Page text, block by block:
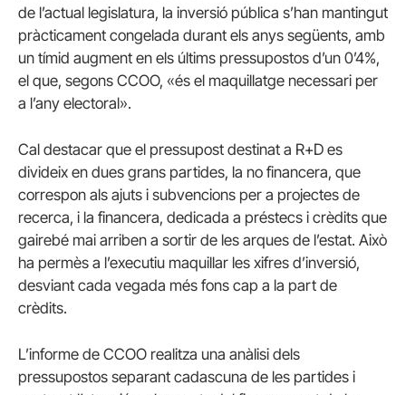
de l’actual legislatura, la inversió pública s’han mantingut
pràcticament congelada durant els anys següents, amb
un tímid augment en els últims pressupostos d’un 0’4%,
el que, segons CCOO, «és el maquillatge necessari per
a l’any electoral».
Cal destacar que el pressupost destinat a R+D es
divideix en dues grans partides, la no financera, que
correspon als ajuts i subvencions per a projectes de
recerca, i la financera, dedicada a préstecs i crèdits que
gairebé mai arriben a sortir de les arques de l’estat. Això
ha permès a l’executiu maquillar les xifres d’inversió,
desviant cada vegada més fons cap a la part de
crèdits.
L’informe de CCOO realitza una anàlisi dels
pressupostos separant cadascuna de les partides i